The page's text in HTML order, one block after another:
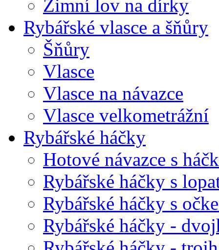
Zimní lov na dírky
Rybářské vlasce a šňůry
Šňůry
Vlasce
Vlasce na návazce
Vlasce velkometrážní
Rybářské háčky
Hotové návazce s
Rybářské háčky s
Rybářské háčky s
Rybářské háčky -